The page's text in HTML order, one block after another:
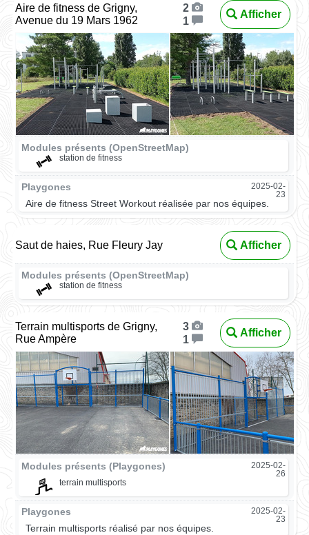
Aire de fitness de Grigny,
Avenue du 19 Mars 1962
2
1
Afficher
Modules présents (OpenStreetMap)
station de fitness
Playgones
2025-02-
23
Aire de fitness Street Workout réalisée par nos équipes.
Saut de haies, Rue Fleury Jay Afficher
Modules présents (OpenStreetMap)
station de fitness
Terrain multisports de Grigny,
Rue Ampère
3
1
Afficher
Modules présents (Playgones)
2025-02-
26
terrain multisports
Playgones
2025-02-
23
Terrain multisports réalisé par nos équipes.